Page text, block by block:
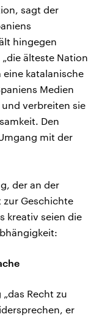
sagt der
hingegen
älteste Nation
eine katalanische
Medien
verbreiten sie
Den
mit der
der an der
Geschichte
kreativ seien die
Recht zu
er